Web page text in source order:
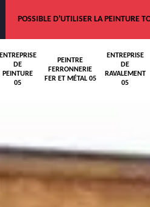
POSSIBLE D'UTILISER LA PEINTURE
ENTREPRISE
DE
PEINTURE
05
PEINTRE
FERRONNERIE
FER ET MÉTAL 05
ENTREPRISE
DE
RAVALEMENT
05